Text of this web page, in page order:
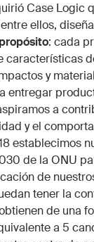
Case Logic
ellos,
: cada
características
y
entregar
a
y el
establecimos
de la ONU
de
tener la
de una
a 5